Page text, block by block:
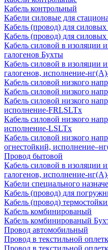
Кабель контрольный
Кабели силовые для
Кабель (провод) для силовых
Кабель (провод) для
Кабель силовой в изоляции
галогенов Бухты
Кабель силовой в изоляции
галогенов, исполнение-
Кабель силовой низкого
Кабель силовой низкого
Кабель силовой низкого
исполнение-FRLSLTx
Кабель силовой низкого
исполнение-LSLTx
Кабель силовой низкого
огнестойкий,
Провод бытовой
Кабель силовой в изоляции
галогенов, исполнение-
Кабели специального
Кабель (провод) для
Кабель (провод)
Кабель комбинированый
Кабель комбинированый
Провод автомобильный
Провод в текстильной
Провод в текстильной